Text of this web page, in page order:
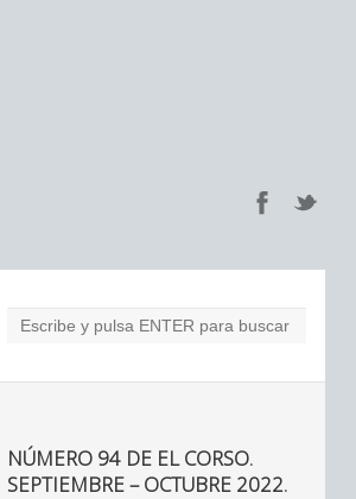
NÚMERO 94 DE EL CORSO.
SEPTIEMBRE – OCTUBRE 2022.